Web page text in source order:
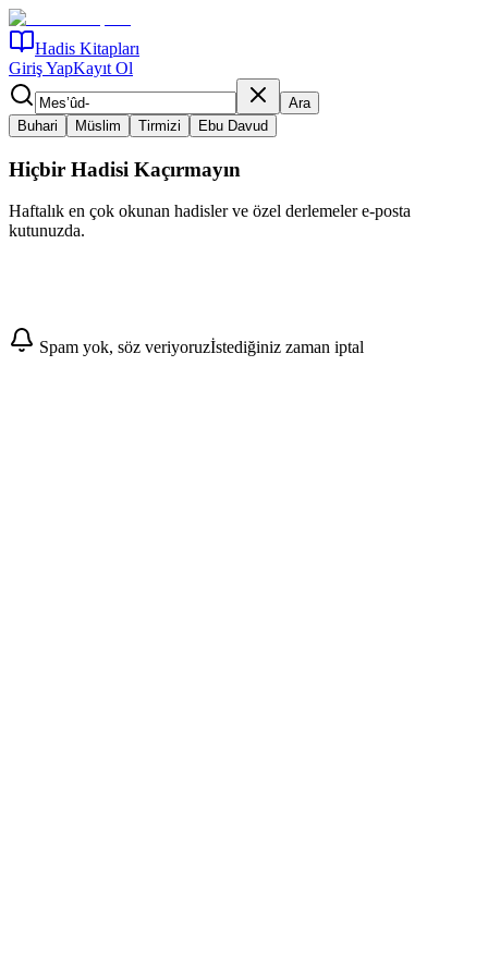
Hadis Kitapları
Giriş YapKayıt Ol
Ara
Buhari
Müslim Tirmizi Ebu Davud
Hiçbir Hadisi Kaçırmayın
Haftalık en çok okunan hadisler ve özel derlemeler e-posta
kutunuzda.
Abone Ol
Spam yok, söz veriyoruzİstediğiniz zaman iptal